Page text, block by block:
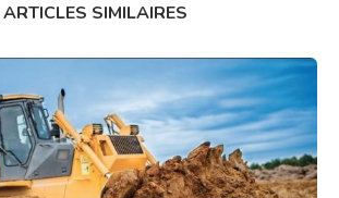
ARTICLES SIMILAIRES